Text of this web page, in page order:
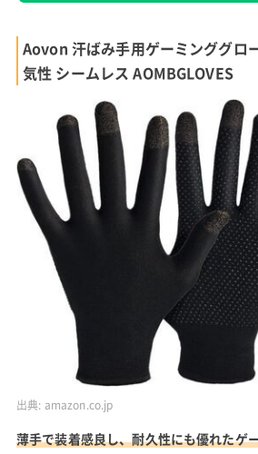
Aovon 汗ばみ手用ゲーミンググロ
気性 シームレス AOMBGLOVES
出典: amazon.co.jp
薄手で装着感良し、耐久性にも優れたゲ